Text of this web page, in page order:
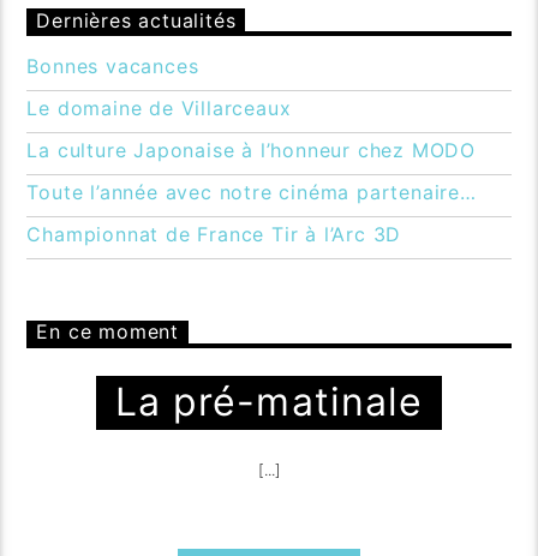
Dernières actualités
Bonnes vacances
Le domaine de Villarceaux
La culture Japonaise à l’honneur chez MODO
Toute l’année avec notre cinéma partenaire…
Championnat de France Tir à l’Arc 3D
En ce moment
La pré-matinale
[...]